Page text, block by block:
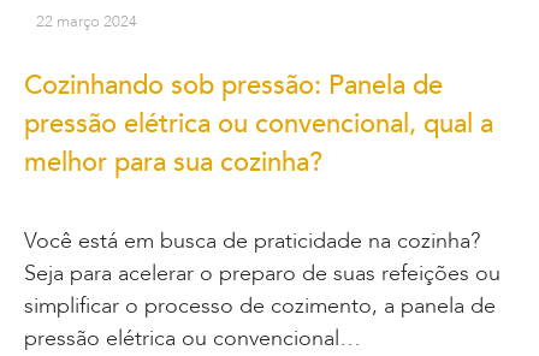
22 março 2024
Cozinhando sob pressão: Panela de
pressão elétrica ou convencional, qual a
melhor para sua cozinha?
Você está em busca de praticidade na cozinha?
Seja para acelerar o preparo de suas refeições ou
simplificar o processo de cozimento, a panela de
pressão elétrica ou convencional…